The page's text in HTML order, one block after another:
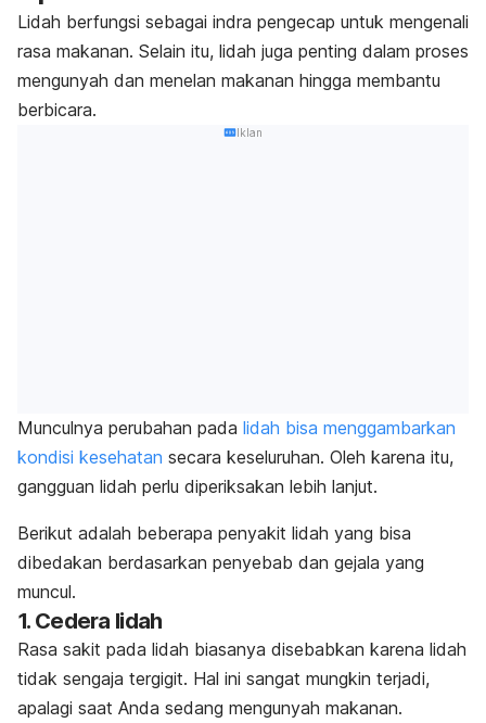
Lidah berfungsi sebagai indra pengecap untuk mengenali
rasa makanan. Selain itu, lidah juga penting dalam proses
mengunyah dan menelan makanan hingga membantu
berbicara.
Iklan
Munculnya perubahan pada lidah bisa menggambarkan
kondisi kesehatan secara keseluruhan. Oleh karena itu,
gangguan lidah perlu diperiksakan lebih lanjut.
Berikut adalah beberapa penyakit lidah yang bisa
dibedakan berdasarkan penyebab dan gejala yang
muncul.
1. Cedera lidah
Rasa sakit pada lidah biasanya disebabkan karena lidah
tidak sengaja tergigit. Hal ini sangat mungkin terjadi,
apalagi saat Anda sedang mengunyah makanan.